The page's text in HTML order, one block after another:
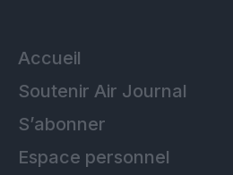
Accueil
Soutenir Air Journal
S’abonner
Espace personnel